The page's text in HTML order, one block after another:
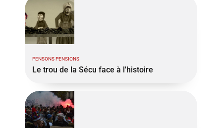
PENSONS PENSIONS
Le trou de la Sécu face à l'histoire